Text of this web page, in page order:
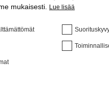
mukaisesti.
Lue lisää